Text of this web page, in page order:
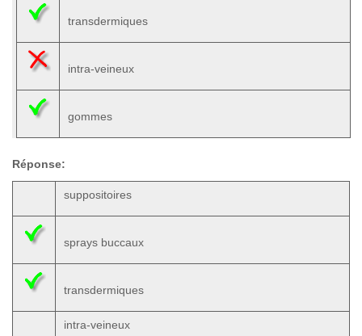
transdermiques
intra-veineux
gommes
Réponse:
suppositoires
sprays buccaux
transdermiques
intra-veineux